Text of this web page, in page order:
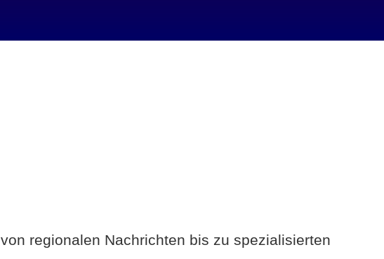
regionalen Nachrichten bis zu spezialisierten